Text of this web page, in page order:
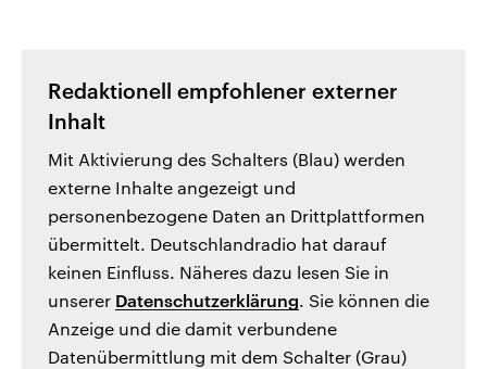
Redaktionell empfohlener externer
Inhalt
Mit Aktivierung des Schalters (Blau) werden
externe Inhalte angezeigt und
personenbezogene Daten an Drittplattformen
übermittelt. Deutschlandradio hat darauf
keinen Einfluss. Näheres dazu lesen Sie in
unserer Datenschutzerklärung. Sie können die
Anzeige und die damit verbundene
Datenübermittlung mit dem Schalter (Grau)